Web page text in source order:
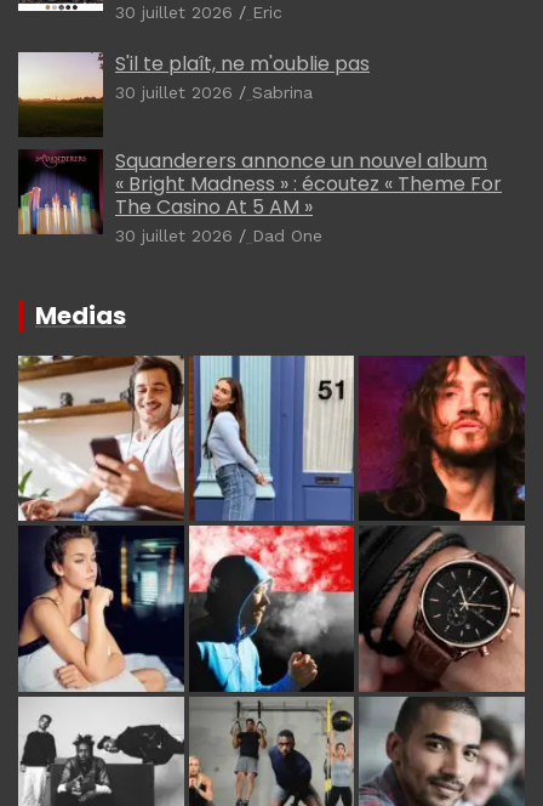
30 juillet 2026 Eric
S'il te plaît, ne m'oublie pas
30 juillet 2026 Sabrina
Squanderers annonce un nouvel album
« Bright Madness » : écoutez « Theme For
The Casino At 5 AM »
30 juillet 2026 Dad One
Medias